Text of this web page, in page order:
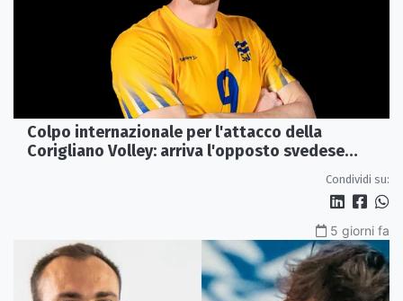
Colpo internazionale per l'attacco della
Corigliano Volley: arriva l'opposto svedese
Condividi su:
5 giorni fa